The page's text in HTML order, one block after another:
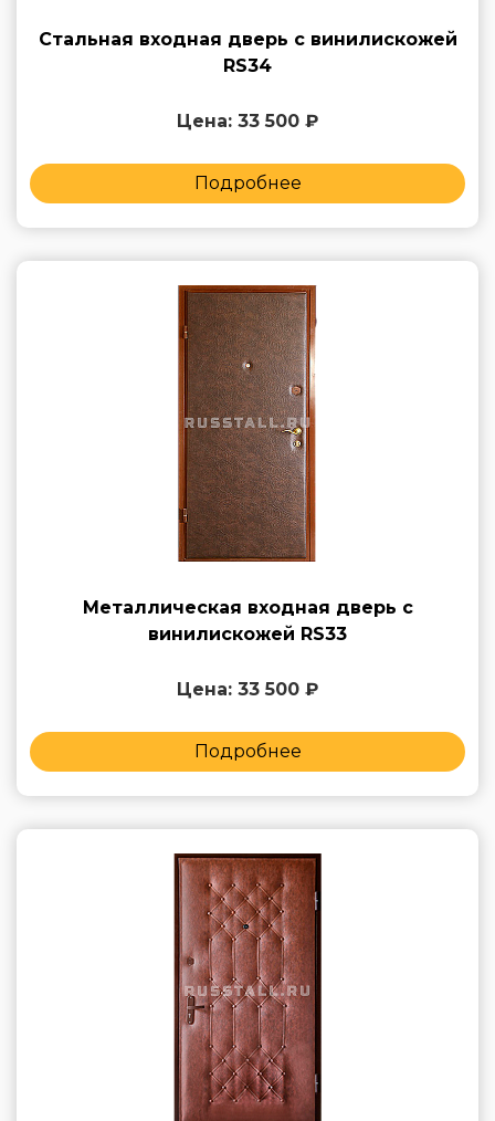
Стальная входная дверь с винилискожей
RS34
Цена: 33 500 ₽
Подробнее
Металлическая входная дверь с
винилискожей RS33
Цена: 33 500 ₽
Подробнее